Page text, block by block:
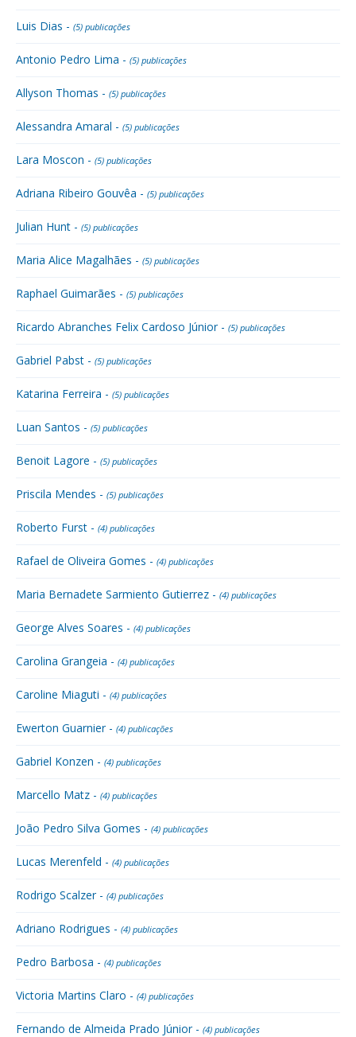
Luis Dias - (5) publicações
Antonio Pedro Lima - (5) publicações
Allyson Thomas - (5) publicações
Alessandra Amaral - (5) publicações
Lara Moscon - (5) publicações
Adriana Ribeiro Gouvêa - (5) publicações
Julian Hunt - (5) publicações
Maria Alice Magalhães - (5) publicações
Raphael Guimarães - (5) publicações
Ricardo Abranches Felix Cardoso Júnior - (5) publicações
Gabriel Pabst - (5) publicações
Katarina Ferreira - (5) publicações
Luan Santos - (5) publicações
Benoit Lagore - (5) publicações
Priscila Mendes - (5) publicações
Roberto Furst - (4) publicações
Rafael de Oliveira Gomes - (4) publicações
Maria Bernadete Sarmiento Gutierrez - (4) publicações
George Alves Soares - (4) publicações
Carolina Grangeia - (4) publicações
Caroline Miaguti - (4) publicações
Ewerton Guarnier - (4) publicações
Gabriel Konzen - (4) publicações
Marcello Matz - (4) publicações
João Pedro Silva Gomes - (4) publicações
Lucas Merenfeld - (4) publicações
Rodrigo Scalzer - (4) publicações
Adriano Rodrigues - (4) publicações
Pedro Barbosa - (4) publicações
Victoria Martins Claro - (4) publicações
Fernando de Almeida Prado Júnior - (4) publicações